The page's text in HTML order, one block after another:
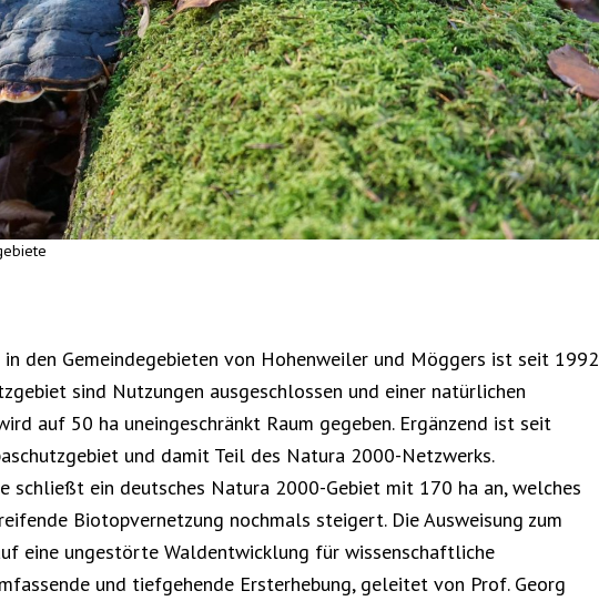
den Gemeindegebieten von Hohenweiler und Möggers ist seit 1992
sind Nutzungen ausgeschlossen und einer natürlichen
auf 50 ha uneingeschränkt Raum gegeben. Ergänzend ist seit
und damit Teil des Natura 2000-Netzwerks.
schließt ein deutsches Natura 2000-Gebiet mit 170 ha an, welches
Biotopvernetzung nochmals steigert. Die Ausweisung zum
eine ungestörte Waldentwicklung für wissenschaftliche
und tiefgehende Ersterhebung, geleitet von Prof. Georg